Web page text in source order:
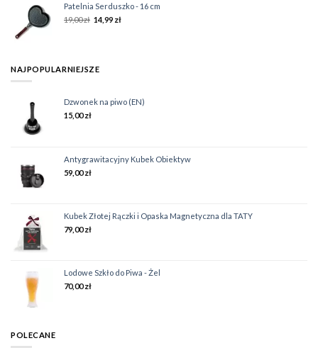
Patelnia Serduszko - 16 cm
19,00zł 14,99 zł
NAJPOPULARNIEJSZE
Dzwonek na piwo (EN)
15,00zł
Antygrawitacyjny Kubek Obiektyw
59,00zł
Kubek Złotej Rączki i Opaska Magnetyczna dla TATY
79,00zł
Lodowe Szkło do Piwa - Żel
70,00zł
POLECANE